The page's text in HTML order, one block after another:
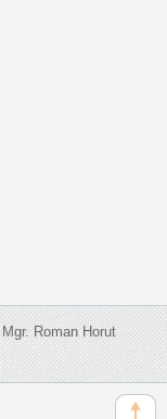
Roman Horut